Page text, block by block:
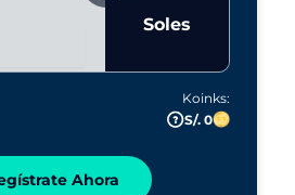
Soles
Koinks:
S/. 0
Ahora